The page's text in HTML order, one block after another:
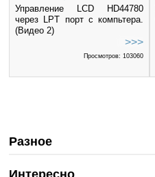
Управление LCD HD44780
через LPT порт с компьтера.
(Видео 2)
>>>
Просмотров: 103060
Разное
Интересно